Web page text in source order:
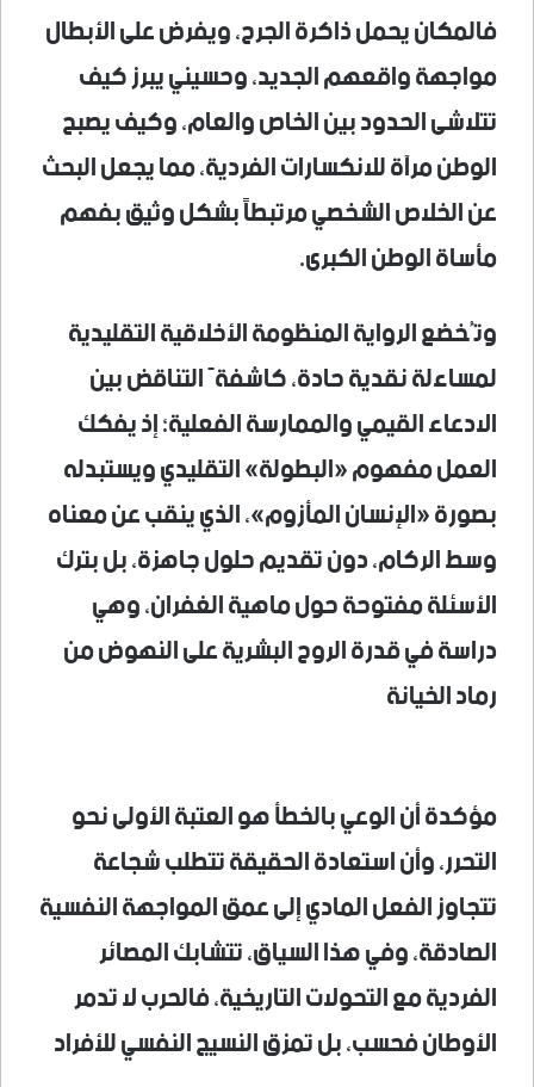
فالمكان يحمل ذاكرة الجرح، ويفرض على الأبطال
مواجهة واقعهم الجديد، وحسيني يبرز كيف
تتلاشى الحدود بين الخاص والعام، وكيف يصبح
الوطن مرآة للانكسارات الفردية، مما يجعل البحث
عن الخلاص الشخصي مرتبطاً بشكل وثيق بفهم
مأساة الوطن الكبرى.
وتُخضع الرواية المنظومة الأخلاقية التقليدية
لمساءلة نقدية حادة، كاشفةً التناقض بين
الادعاء القيمي والممارسة الفعلية؛ إذ يفكك
العمل مفهوم «البطولة» التقليدي ويستبدله
بصورة «الإنسان المأزوم»، الذي ينقب عن معناه
وسط الركام، دون تقديم حلول جاهزة، بل بترك
الأسئلة مفتوحة حول ماهية الغفران، وهي
دراسة في قدرة الروح البشرية على النهوض من
رماد الخيانة
مؤكدة أن الوعي بالخطأ هو العتبة الأولى نحو
التحرر، وأن استعادة الحقيقة تتطلب شجاعة
تتجاوز الفعل المادي إلى عمق المواجهة النفسية
الصادقة، وفي هذا السياق، تتشابك المصائر
الفردية مع التحولات التاريخية، فالحرب لا تدمر
الأوطان فحسب، بل تمزق النسيج النفسي للأفراد